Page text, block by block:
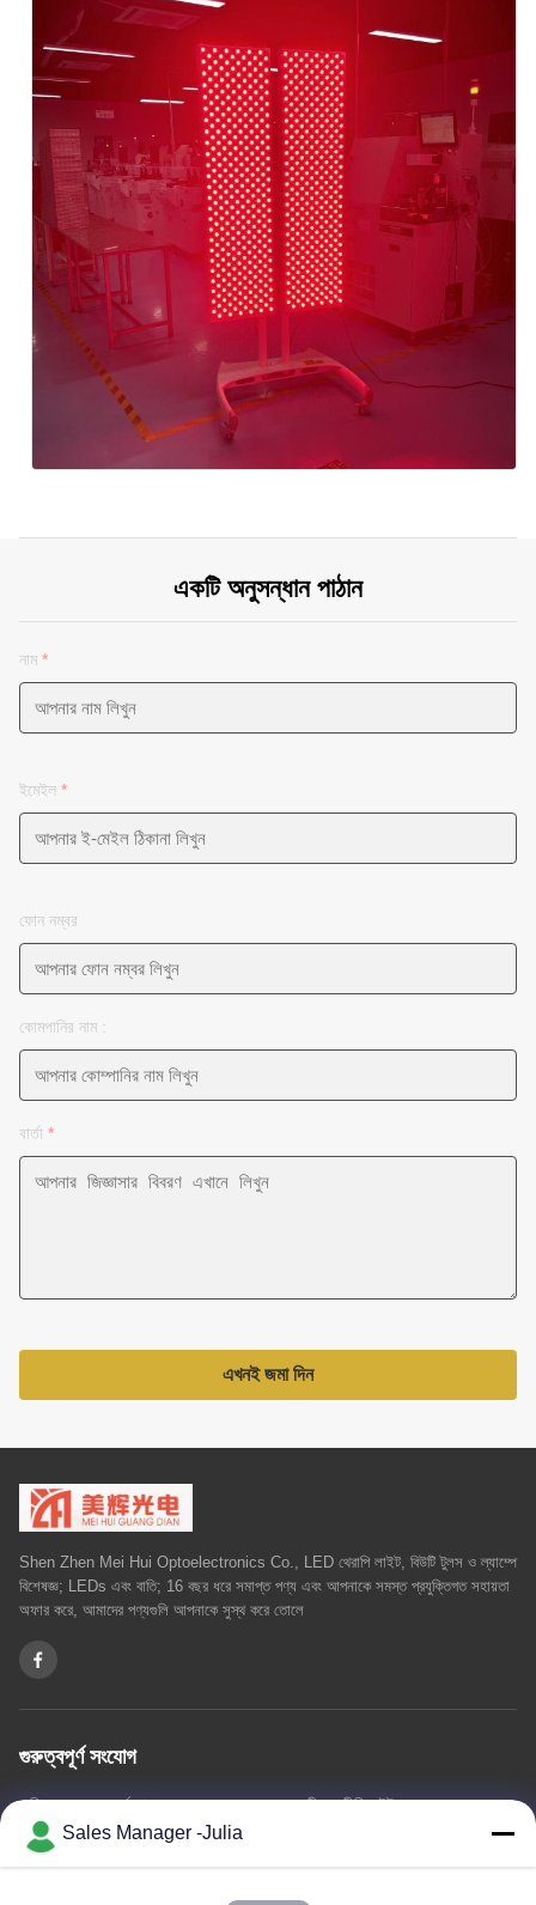
একটি অনুসন্ধান পাঠান
নাম *
ইমেইল *
ফোন নম্বর
কোমপানির নাম :
বার্তা *
এখনই জমা দিন
Shen Zhen Mei Hui Optoelectronics Co., LED থেরাপি লাইট, বিউটি টুলস ও ল্যাম্পে
বিশেষজ্ঞ; LEDs এবং বাতি; 16 বছর ধরে সমাপ্ত পণ্য এবং আপনাকে সমস্ত প্রযুক্তিগত সহায়তা
অফার করে, আমাদের পণ্যগুলি আপনাকে সুস্থ করে তোলে
গুরুত্বপূর্ণ সংযোগ
বাড়িআমাদের সম্পর্কেপণ্যআমাদের সাথে যোগাযোগগোপনীয়তা নীতিসাইট ম্যাপ
Sales Manager -Julia